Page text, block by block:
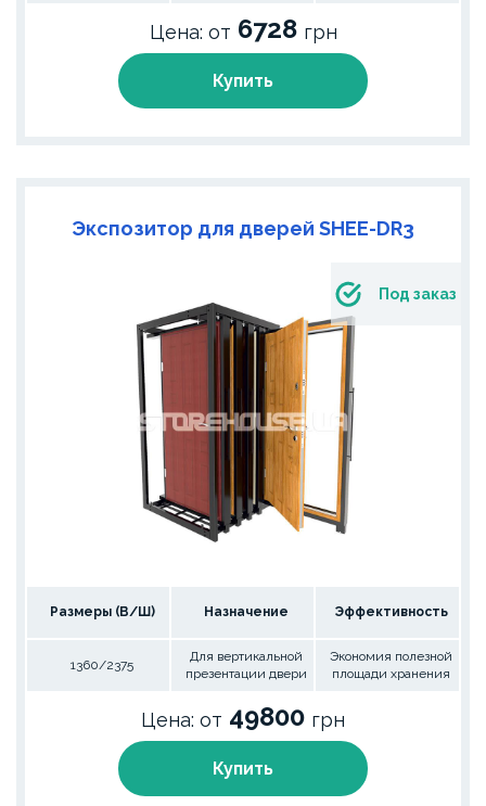
Цена: от 6728 грн
Купить
Экспозитор для дверей SHEE-DR3
Под заказ
Размеры (В/Ш) Назначение Эффективность
1360/2375
Для вертикальной
презентации двери
Экономия полезной
площади хранения
Цена: от 49800 грн
Купить